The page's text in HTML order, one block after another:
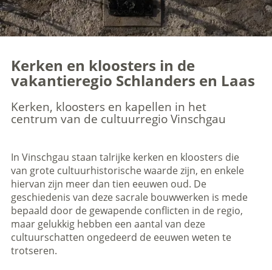
Kerken en kloosters in de
vakantieregio Schlanders en Laas
Kerken, kloosters en kapellen in het
centrum van de cultuurregio Vinschgau
In Vinschgau staan talrijke kerken en kloosters die
van grote cultuurhistorische waarde zijn, en enkele
hiervan zijn meer dan tien eeuwen oud. De
geschiedenis van deze sacrale bouwwerken is mede
bepaald door de gewapende conflicten in de regio,
maar gelukkig hebben een aantal van deze
cultuurschatten ongedeerd de eeuwen weten te
trotseren.